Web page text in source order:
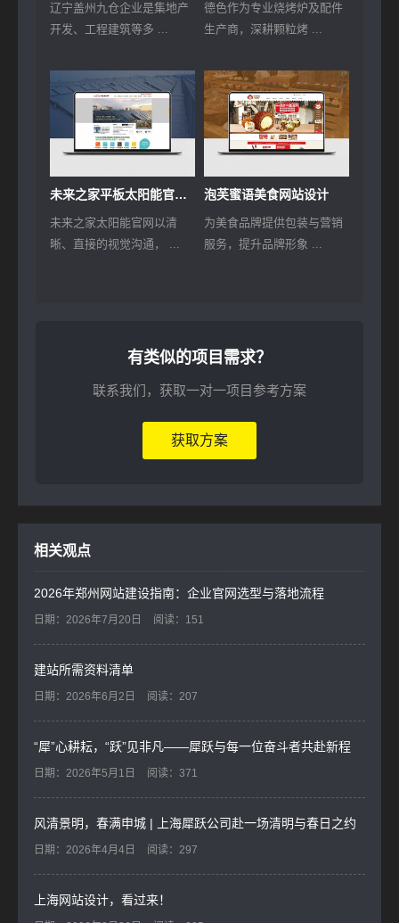
辽宁盖州九仓企业是集地产
开发、工程建筑等多 ...
德色作为专业烧烤炉及配件
生产商，深耕颗粒烤 ...
未来之家平板太阳能官方网站建设
未来之家太阳能官网以清
晰、直接的视觉沟通， ...
泡芙蜜语美食网站设计
为美食品牌提供包装与营销
服务，提升品牌形象 ...
有类似的项目需求？
联系我们，获取一对一项目参考方案
获取方案
相关观点
2026年郑州网站建设指南：企业官网选型与落地流程
日期：2026年7月20日 阅读：151
建站所需资料清单
日期：2026年6月2日 阅读：207
“犀”心耕耘，“跃”见非凡——犀跃与每一位奋斗者共赴新程
日期：2026年5月1日 阅读：371
风清景明，春满申城 | 上海犀跃公司赴一场清明与春日之约
日期：2026年4月4日 阅读：297
上海网站设计，看过来！